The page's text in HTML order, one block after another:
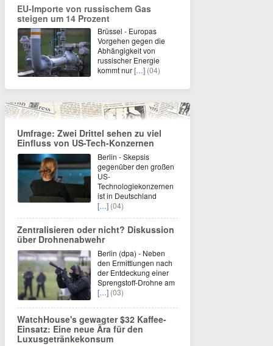
EU-Importe von russischem Gas
steigen um 14 Prozent
Brüssel - Europas
Vorgehen gegen die
Abhängigkeit von
russischer Energie
kommt nur[…] (04)
Umfrage: Zwei Drittel sehen zu viel
Einfluss von US-Tech-Konzernen
Berlin - Skepsis
gegenüber den großen
US-
Technologiekonzernen
ist in Deutschland
[…] (04)
Zentralisieren oder nicht? Diskussion
über Drohnenabwehr
Berlin (dpa) - Neben
den Ermittlungen nach
der Entdeckung einer
Sprengstoff-Drohne am
[…] (03)
WatchHouse's gewagter $32 Kaffee-
Einsatz: Eine neue Ära für den
Luxusgetränkekonsum